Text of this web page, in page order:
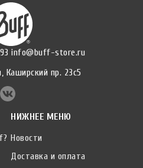
info@buff-store.ru
Каширский пр. 23с5
НИЖНЕЕ МЕНЮ
Новости
Доставка и оплата